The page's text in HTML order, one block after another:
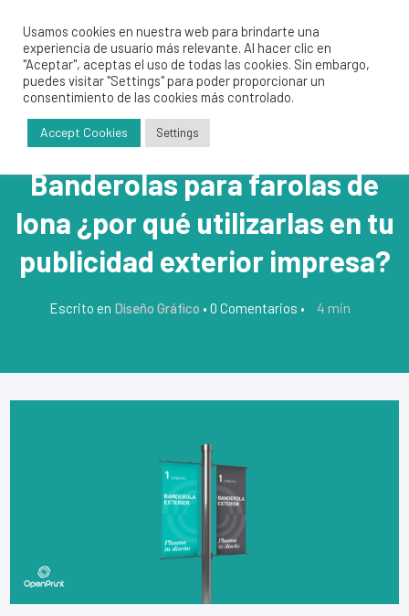
Banderolas para farolas de
lona ¿por qué utilizarlas en tu
publicidad exterior impresa?
Escrito en Diseño Gráfico • 0 Comentarios • 4 min
Usamos cookies en nuestra web para brindarte una
experiencia de usuario más relevante. Al hacer clic en
"Aceptar", aceptas el uso de todas las cookies. Sin embargo,
puedes visitar "Settings" para poder proporcionar un
consentimiento de las cookies más controlado.
Accept Cookies Settings